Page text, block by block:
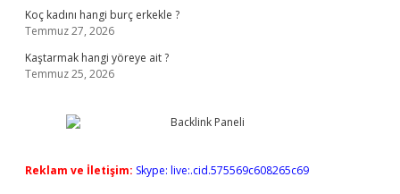
Koç kadını hangi burç erkekle ?
Temmuz 27, 2026
Kaştarmak hangi yöreye ait ?
Temmuz 25, 2026
Reklam ve İletişim: Skype: live:.cid.575569c608265c69